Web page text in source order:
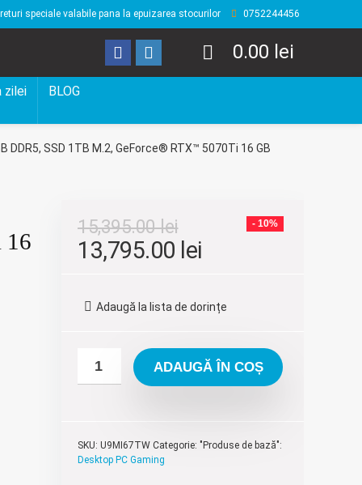
speciale valabile pana la epuizarea stocurilor 0752244456
0.00 lei
zilei BLOG
SSD 1TB M.2, GeForce® RTX™ 5070Ti 16 GB
16
- 10%
15,395.00lei
Prețul
a
fost:
13,795.00 lei
este:
13,795.00 lei.
Adaugă la lista de dorințe
ADAUGĂ ÎN COȘ
SKU: U9MI67TW Categorie: "Produse de bază":
Desktop PC Gaming